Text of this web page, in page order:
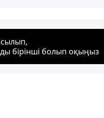
бірінші болып оқыңыз